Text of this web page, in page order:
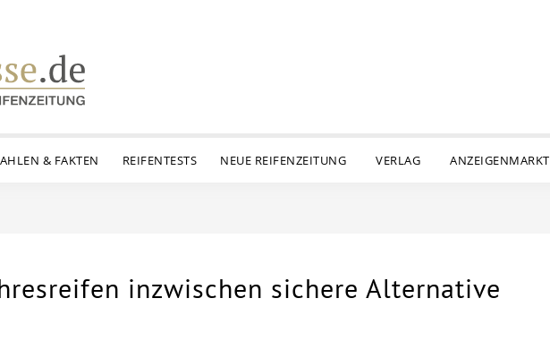
& FAKTEN REIFENTESTS NEUE REIFENZEITUNG VERLAG ANZEIGENMARKT
inzwischen sichere Alternative